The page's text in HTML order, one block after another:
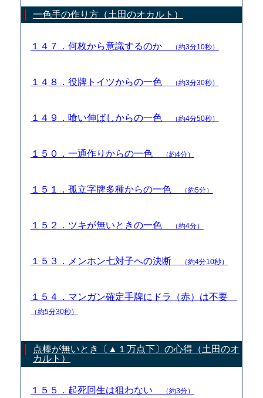
一色手の作り方（土田のオカルト）
１４７．何枚から意識するのか （約3分10秒）
１４８．役牌トイツからの一色 （約3分30秒）
１４９．喰い伸ばしからの一色 （約4分50秒）
１５０．一通作りからの一色 （約4分）
１５１．孤立字牌多種からの一色 （約5分）
１５２．ツキが無いときの一色 （約4分）
１５３．メンホン七対子への決断 （約4分10秒）
１５４．マンガン確定手牌にドラ（赤）は不要
（約5分30秒）
点棒が無いとき〔▲１万点下〕の心得（土田のオ
カルト）
１５５．起死回生は狙わない （約3分）